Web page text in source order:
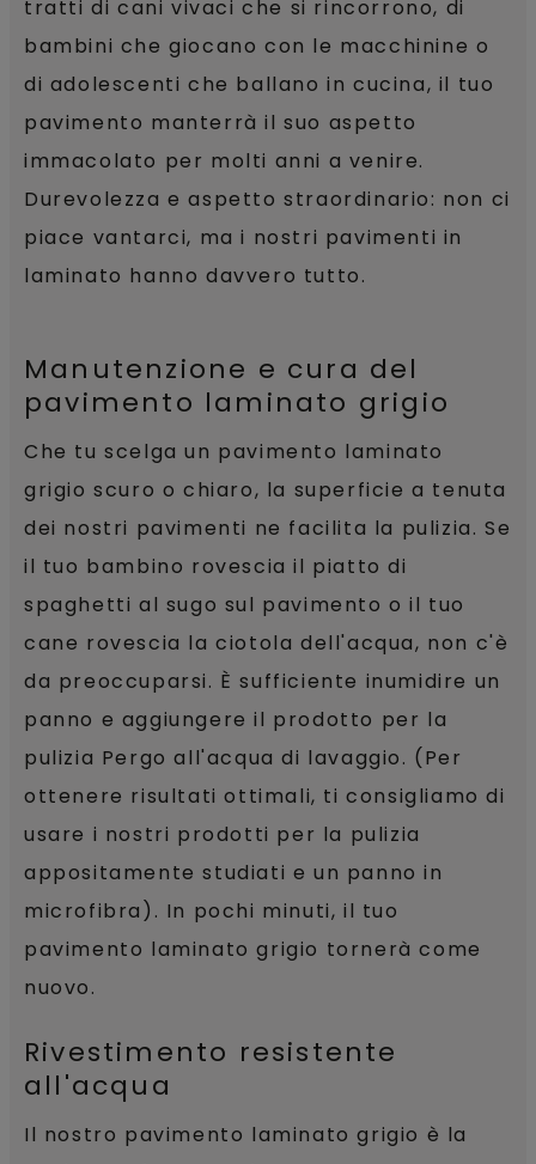
tratti di cani vivaci che si rincorrono, di
bambini che giocano con le macchinine o
di adolescenti che ballano in cucina, il tuo
pavimento manterrà il suo aspetto
immacolato per molti anni a venire.
Durevolezza e aspetto straordinario: non ci
piace vantarci, ma i nostri pavimenti in
laminato hanno davvero tutto.
Manutenzione e cura del
pavimento laminato grigio
Che tu scelga un pavimento laminato
grigio scuro o chiaro, la superficie a tenuta
dei nostri pavimenti ne facilita la pulizia. Se
il tuo bambino rovescia il piatto di
spaghetti al sugo sul pavimento o il tuo
cane rovescia la ciotola dell'acqua, non c'è
da preoccuparsi. È sufficiente inumidire un
panno e aggiungere il prodotto per la
pulizia Pergo all'acqua di lavaggio. (Per
ottenere risultati ottimali, ti consigliamo di
usare i nostri prodotti per la pulizia
appositamente studiati e un panno in
microfibra). In pochi minuti, il tuo
pavimento laminato grigio tornerà come
nuovo.
Rivestimento resistente
all'acqua
Il nostro pavimento laminato grigio è la